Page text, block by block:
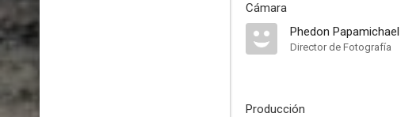
Cámara
Phedon Papamichael
Director de Fotografía
Producción